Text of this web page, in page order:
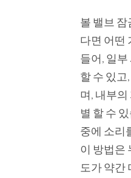
볼 밸브 잠
다면 어떤
들어, 일
할 수 있고
며, 내부
별 할 수
중에 소리
이 방법은
도가 약간